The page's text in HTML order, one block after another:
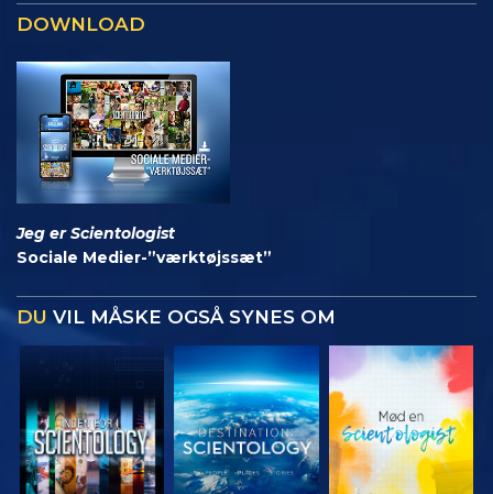
DOWNLOAD
Jeg er Scientologist
Sociale Medier-”værktøjssæt”
DU VIL MÅSKE OGSÅ SYNES OM